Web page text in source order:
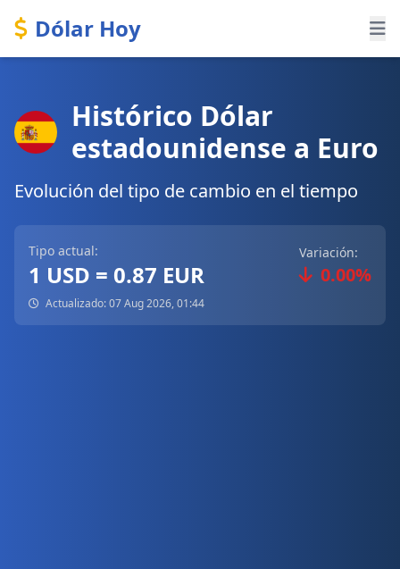
Dólar Hoy
Histórico Dólar
estadounidense a Euro
Evolución del tipo de cambio en el tiempo
Tipo actual:
1 USD = 0.87 EUR
Variación:
0.00%
Actualizado: 07 Aug 2026, 01:44